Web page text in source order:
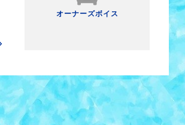
オーナーズボイス